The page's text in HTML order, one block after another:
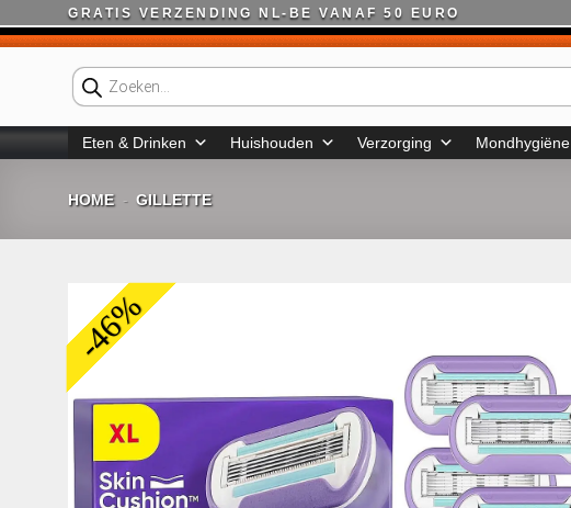
naar
GRATIS VERZENDING NL-BE VANAF 50 EURO
Producten
zoeken
Eten & Drinken Huishouden Verzorging Mondhygiëne
HOME - GILLETTE
-46%